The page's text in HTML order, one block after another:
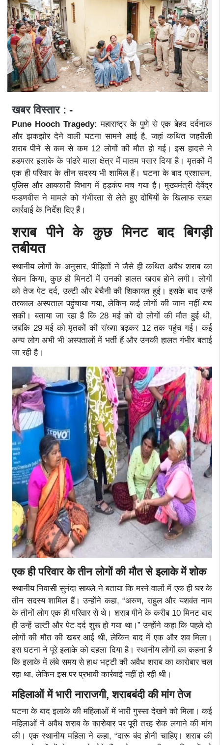
खबर विस्तार : -
Pune Hooch Tragedy: महाराष्ट्र के पुणे से एक बेहद दर्दनाक
और झकझोर देने वाली घटना सामने आई है, जहां कथित जहरीली
शराब पीने से कम से कम 12 लोगों की मौत हो गई। इस हादसे ने
हडपसर इलाके के पांढरे माला क्षेत्र में मातम पसार दिया है। मृतकों में
एक ही परिवार के तीन सदस्य भी शामिल हैं। घटना के बाद प्रशासन,
पुलिस और आबकारी विभाग में हड़कंप मच गया है। मुख्यमंत्री देवेंद्र
फडणवीस ने मामले को गंभीरता से लेते हुए दोषियों के खिलाफ सख्त
कार्रवाई के निर्देश दिए हैं।
शराब पीने के कुछ मिनट बाद बिगड़ी
तबीयत
स्थानीय लोगों के अनुसार, पीड़ितों ने जैसे ही कथित अवैध शराब का
सेवन किया, कुछ ही मिनटों में उनकी हालत खराब होने लगी। लोगों
को तेज पेट दर्द, उल्टी और बेचैनी की शिकायत हुई। इसके बाद उन्हें
तत्काल अस्पताल पहुंचाया गया, लेकिन कई लोगों की जान नहीं बच
सकी। बताया जा रहा है कि 28 मई को दो लोगों की मौत हुई थी,
जबकि 29 मई को मृतकों की संख्या बढ़कर 12 तक पहुंच गई। कई
अन्य लोग अभी भी अस्पतालों में भर्ती हैं और उनकी हालत गंभीर बताई
जा रही है।
एक ही परिवार के तीन लोगों की मौत से इलाके में शोक
स्थानीय निवासी सुनंदा साबले ने बताया कि मरने वालों में एक ही घर के
तीन सदस्य शामिल हैं। उन्होंने कहा, “अरुण, राहुल और यशवंत नाम
के तीनों लोग एक ही परिवार से थे। शराब पीने के करीब 10 मिनट बाद
ही उन्हें उल्टी और पेट दर्द शुरू हो गया था।” उन्होंने कहा कि पहले दो
लोगों की मौत की खबर आई थी, लेकिन बाद में एक और शव मिला।
इस घटना ने पूरे इलाके को दहला दिया है। स्थानीय लोगों का कहना है
कि इलाके में लंबे समय से हाथ भट्टी की अवैध शराब का कारोबार चल
रहा था, लेकिन इस पर प्रभावी कार्रवाई नहीं हो रही थी।
महिलाओं में भारी नाराजगी, शराबबंदी की मांग तेज
घटना के बाद इलाके की महिलाओं में भारी गुस्सा देखने को मिला। कई
महिलाओं ने अवैध शराब के कारोबार पर पूरी तरह रोक लगाने की मांग
की। एक स्थानीय महिला ने कहा, “दारू बंद होनी चाहिए। शराब की